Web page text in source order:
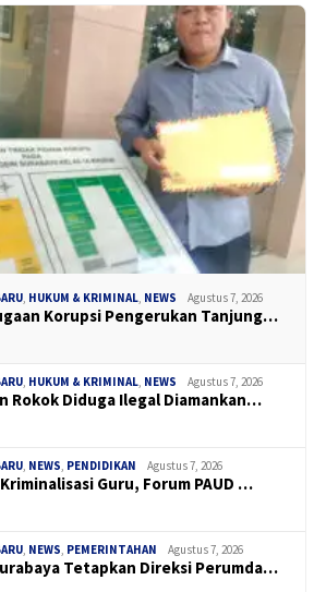
, HUKUM & KRIMINAL, NEWS Agustus 7, 2026
Korupsi Pengerukan Tanjung…
, HUKUM & KRIMINAL, NEWS Agustus 7, 2026
Rokok Diduga Ilegal Diamankan…
, NEWS, PENDIDIKAN Agustus 7, 2026
Guru, Forum PAUD …
, NEWS, PEMERINTAHAN Agustus 7, 2026
Tetapkan Direksi Perumda…